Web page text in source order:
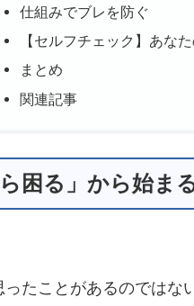
仕組みでブレを防ぐ
【セルフチェック】あな
まとめ
関連記事
困る」から始ま
たことがあるのではな